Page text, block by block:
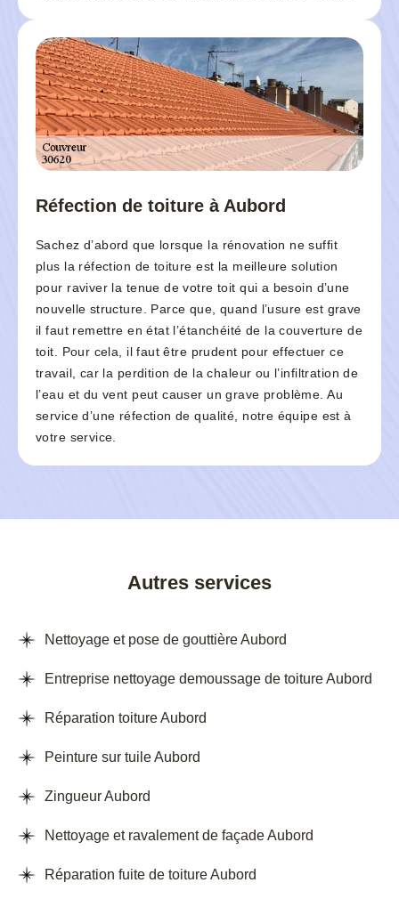
Réfection de toiture à Aubord
Sachez d’abord que lorsque la rénovation ne suffit
plus la réfection de toiture est la meilleure solution
pour raviver la tenue de votre toit qui a besoin d’une
nouvelle structure. Parce que, quand l’usure est grave
il faut remettre en état l’étanchéité de la couverture de
toit. Pour cela, il faut être prudent pour effectuer ce
travail, car la perdition de la chaleur ou l’infiltration de
l’eau et du vent peut causer un grave problème. Au
service d’une réfection de qualité, notre équipe est à
votre service.
Autres services
Nettoyage et pose de gouttière Aubord
Entreprise nettoyage demoussage de toiture Aubord
Réparation toiture Aubord
Peinture sur tuile Aubord
Zingueur Aubord
Nettoyage et ravalement de façade Aubord
Réparation fuite de toiture Aubord